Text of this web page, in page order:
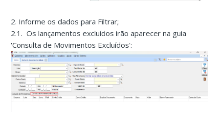
2. Informe os dados para Filtrar;
2.1. Os lançamentos excluídos irão aparecer na guia
'Consulta de Movimentos Excluídos':